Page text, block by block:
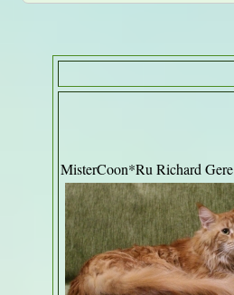
MisterCoon*Ru Richard Gere